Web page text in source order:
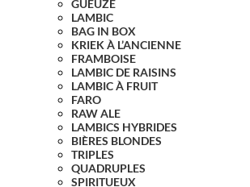
GUEUZE
LAMBIC
BAG IN BOX
KRIEK À L’ANCIENNE
FRAMBOISE
LAMBIC DE RAISINS
LAMBIC À FRUIT
FARO
RAW ALE
LAMBICS HYBRIDES
BIÈRES BLONDES
TRIPLES
QUADRUPLES
SPIRITUEUX